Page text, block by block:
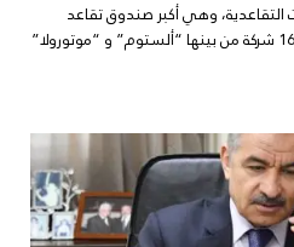
وهي أكبر صندوق تقاعد
نرويجي، عن سحب استثماراتها في 16 شركة من بينها “ألستوم” و “موتورولا”